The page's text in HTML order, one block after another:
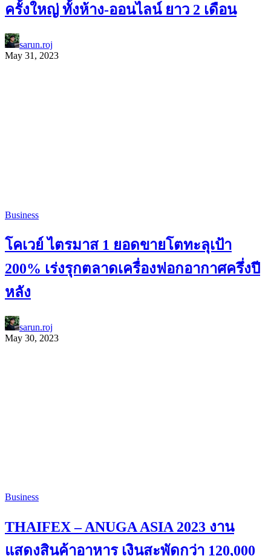
ครั้งใหญ่ ทั้งห้าง-ออนไลน์ ยาว 2 เดือน
sarun.roj
May 31, 2023
Business
โคเวย์ ไตรมาส 1 ยอดขายโตทะลุเป้า
200% เร่งรุกตลาดเครื่องฟอกอากาศครึ่งปี
หลัง
sarun.roj
May 30, 2023
Business
THAIFEX – ANUGA ASIA 2023 งาน
แสดงสินค้าอาหาร เงินสะพัดกว่า 120,000